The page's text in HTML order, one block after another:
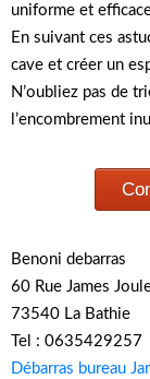
uniforme et
En suivant ces
cave et créer un
N’oubliez pas de
l’encombrement
Benoni debarras
60 Rue James
73540 La Bathie
Tel : 0635429257
Débarras bureau